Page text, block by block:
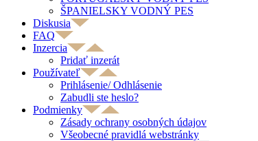
ŠPANIELSKY VODNÝ PES
Diskusia
FAQ
Inzercia
Pridať inzerát
Používateľ
Prihlásenie/ Odhlásenie
Zabudli ste heslo?
Podmienky
Zásady ochrany osobných údajov
Všeobecné pravidlá webstránky